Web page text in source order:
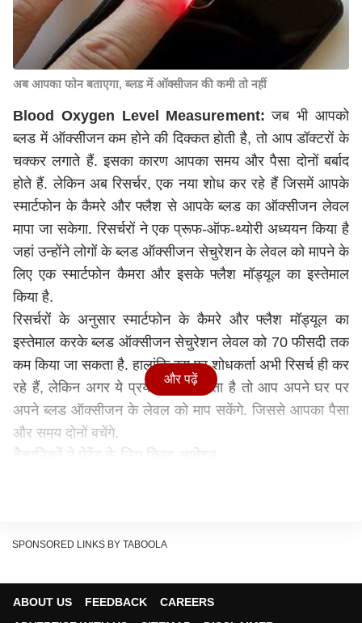
अब आपका फोन बताएगा, ब्लड में ऑक्सीजन की कमी तो नहीं
Blood Oxygen Level Measurement: जब भी आपको
ब्लड में ऑक्सीजन कम होने की दिक्कत होती है, तो आप डॉक्टरों के
चक्कर लगाते हैं. इसका कारण आपका समय और पैसा दोनों बर्बाद
होते हैं. लेकिन अब रिसर्चर, एक नया शोध कर रहे हैं जिसमें आपके
स्मार्टफोन के कैमरे और फ्लैश से आपके ब्लड का ऑक्सीजन लेवल
मापा जा सकेगा. रिसर्चरों ने एक प्रूफ-ऑफ-थ्योरी अध्ययन किया है
जहां उन्होंने लोगों के ब्लड ऑक्सीजन सेचुरेशन के लेवल को मापने के
लिए एक स्मार्टफोन कैमरा और इसके फ्लैश मॉड्यूल का इस्तेमाल
किया है.
रिसर्चरों के अनुसार स्मार्टफोन के कैमरे और फ्लैश मॉड्यूल का
इस्तेमाल करके ब्लड ऑक्सीजन सेचुरेशन लेवल को 70 फीसदी तक
कम किया जा सकता है. हालांकि इस पर शोधकर्ता अभी रिसर्च ही कर
रहे हैं, लेकिन अगर ये प्रयोग सफल होता है तो आप अपने घर पर
अपने ब्लड ऑक्सीजन के लेवल को माप सकेंगे. जिससे आपका पैसा
और समय दोनों बचेंगे.
प्रकाशित किया गया है. रिसर्चरों ने इस टेक्नॉलॉजी के पेटेंट के लिए
और पढ़ें
SPONSORED LINKS BY TABOOLA
ABOUT US FEEDBACK
CAREERS